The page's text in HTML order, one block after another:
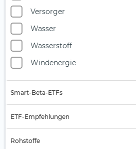
Versorger
Wasser
Wasserstoff
Windenergie
Smart-Beta-ETFs
Equal Weight
Growth
ETF-Empfehlungen
Rohstoffe